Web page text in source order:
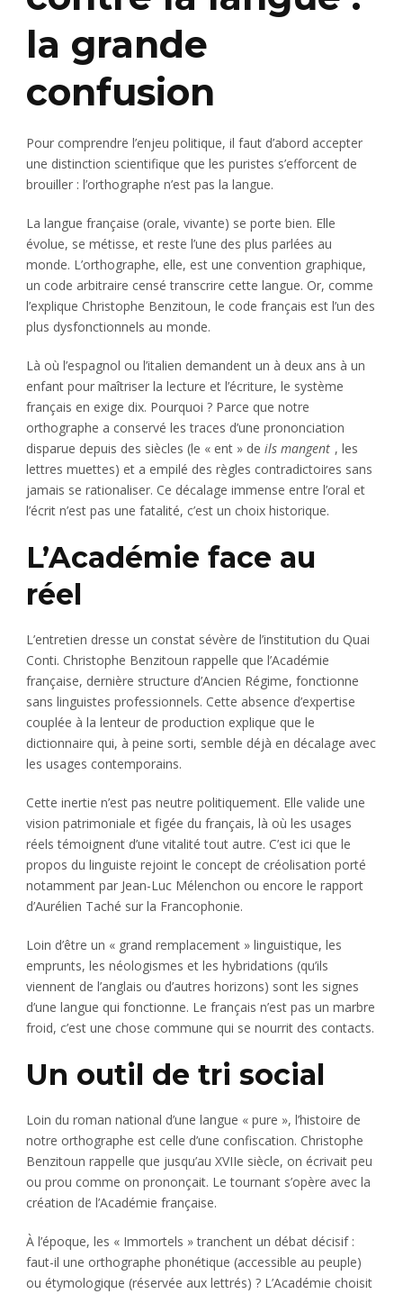
la grande
confusion
Pour comprendre l’enjeu politique, il faut d’abord accepter
une distinction scientifique que les puristes s’efforcent de
brouiller : l’orthographe n’est pas la langue.
La langue française (orale, vivante) se porte bien. Elle
évolue, se métisse, et reste l’une des plus parlées au
monde. L’orthographe, elle, est une convention graphique,
un code arbitraire censé transcrire cette langue. Or, comme
l’explique Christophe Benzitoun, le code français est l’un des
plus dysfonctionnels au monde.
Là où l’espagnol ou l’italien demandent un à deux ans à un
enfant pour maîtriser la lecture et l’écriture, le système
français en exige dix. Pourquoi ? Parce que notre
orthographe a conservé les traces d’une prononciation
disparue depuis des siècles (le « ent » de ils mangent , les
lettres muettes) et a empilé des règles contradictoires sans
jamais se rationaliser. Ce décalage immense entre l’oral et
l’écrit n’est pas une fatalité, c’est un choix historique.
L’Académie face au
réel
L’entretien dresse un constat sévère de l’institution du Quai
Conti. Christophe Benzitoun rappelle que l’Académie
française, dernière structure d’Ancien Régime, fonctionne
sans linguistes professionnels. Cette absence d’expertise
couplée à la lenteur de production explique que le
dictionnaire qui, à peine sorti, semble déjà en décalage avec
les usages contemporains.
Cette inertie n’est pas neutre politiquement. Elle valide une
vision patrimoniale et figée du français, là où les usages
réels témoignent d’une vitalité tout autre. C’est ici que le
propos du linguiste rejoint le concept de créolisation porté
notamment par Jean-Luc Mélenchon ou encore le rapport
d’Aurélien Taché sur la Francophonie.
Loin d’être un « grand remplacement » linguistique, les
emprunts, les néologismes et les hybridations (qu’ils
viennent de l’anglais ou d’autres horizons) sont les signes
d’une langue qui fonctionne. Le français n’est pas un marbre
froid, c’est une chose commune qui se nourrit des contacts.
Un outil de tri social
Loin du roman national d’une langue « pure », l’histoire de
notre orthographe est celle d’une confiscation. Christophe
Benzitoun rappelle que jusqu’au XVIIe siècle, on écrivait peu
ou prou comme on prononçait. Le tournant s’opère avec la
création de l’Académie française.
À l’époque, les « Immortels » tranchent un débat décisif :
faut-il une orthographe phonétique (accessible au peuple)
ou étymologique (réservée aux lettrés) ? L’Académie choisit